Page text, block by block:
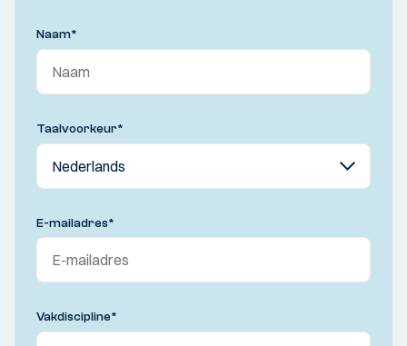
Naam*
Taalvoorkeur*
E-mailadres*
Vakdiscipline*